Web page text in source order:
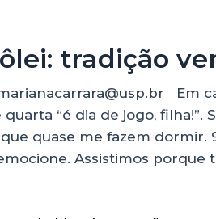
tradição
Em
“é dia de jogo, filha!”.
quase me fazem dormir.
Assistimos porque